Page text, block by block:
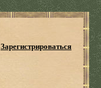
Зарегистрироваться